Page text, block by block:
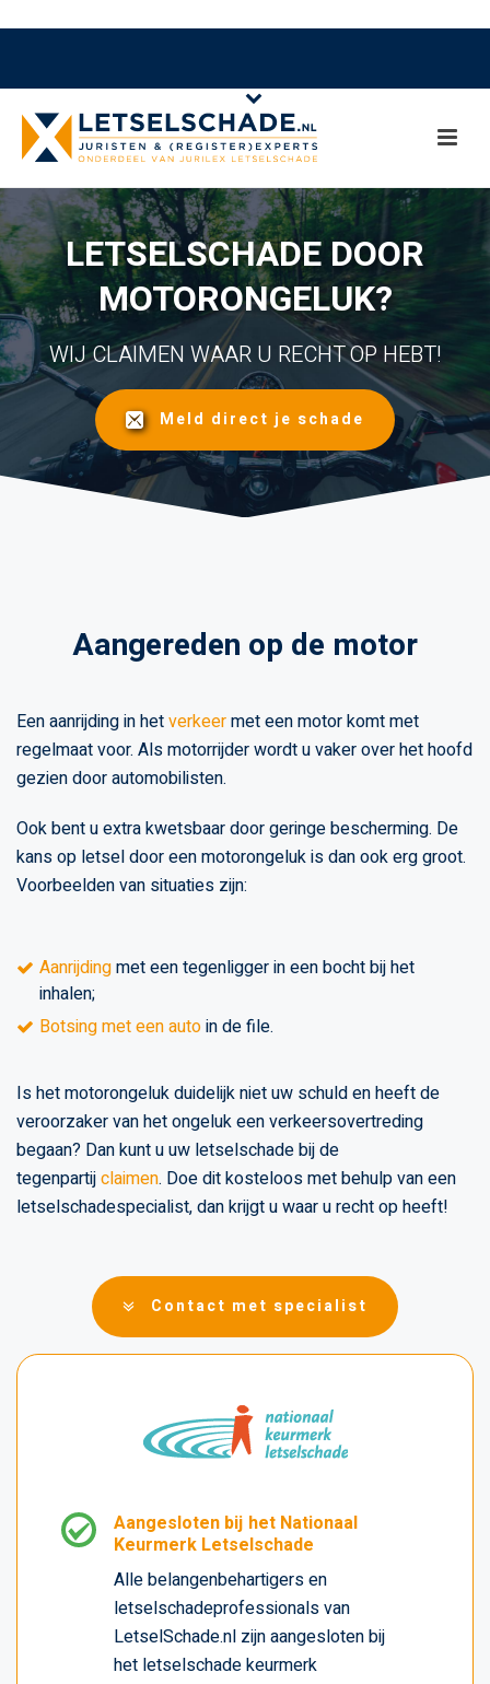
LETSELSCHADE DOOR
MOTORONGELUK?
WIJ CLAIMEN WAAR U RECHT OP HEBT!
Meld direct je schade
Aangereden op de motor
Een aanrijding in hetverkeermet een motor komt met
regelmaat voor. Als motorrijder wordt u vaker over het hoofd
gezien door automobilisten.
Ook bent u extra kwetsbaar door geringe bescherming. De
kans op letsel door een motorongeluk is dan ook erg groot.
Voorbeelden van situaties zijn:
Aanrijdingmet een tegenligger in een bocht bij het
inhalen;
Botsing met een autoin de file.
Is het motorongeluk duidelijk niet uw schuld en heeft de
veroorzaker van het ongeluk een verkeersovertreding
begaan? Dan kunt u uw letselschade bij de
tegenpartijclaimen. Doe dit kosteloos met behulp van een
letselschadespecialist, dan krijgt u waar u recht op heeft!
Contact met specialist
Aangesloten bij het Nationaal
Keurmerk Letselschade
Alle belangenbehartigers en
letselschadeprofessionals van
LetselSchade.nl zijn aangesloten bij
het letselschade keurmerk